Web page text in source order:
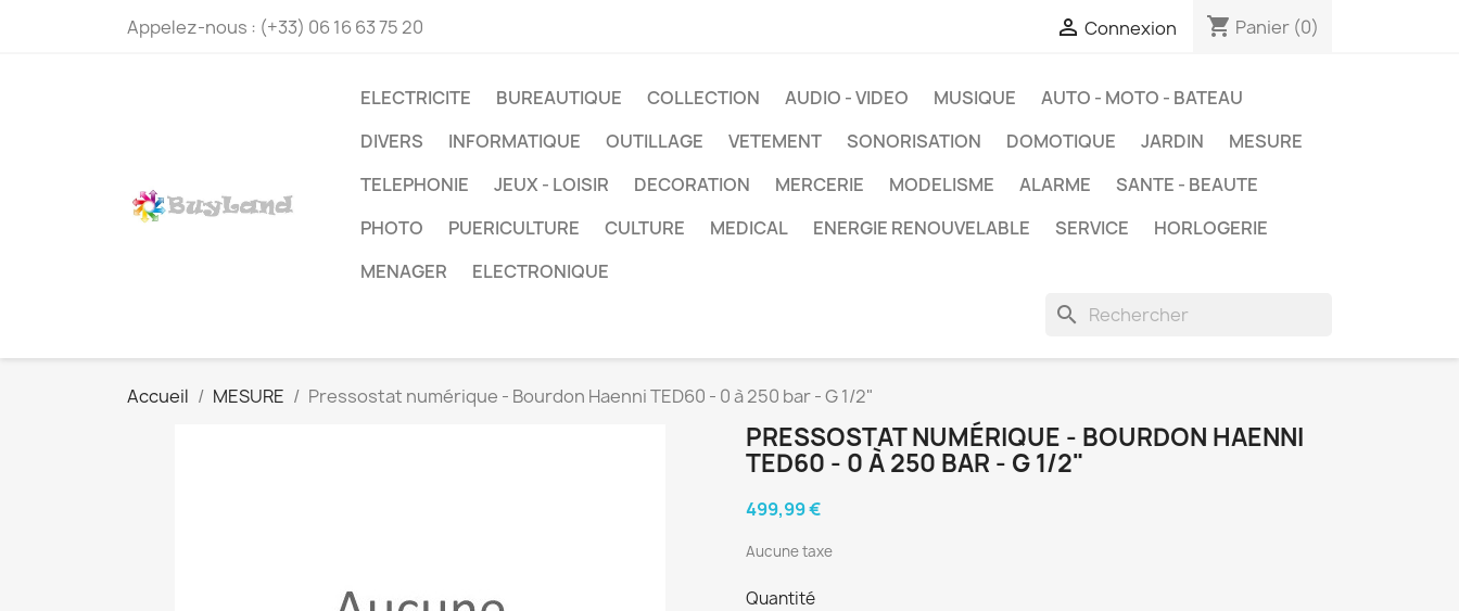
Appelez-nous : (+33) 06 16 63 75 20  Connexion shopping_cart Panier (0)
ELECTRICITE BUREAUTIQUE COLLECTION AUDIO - VIDEO MUSIQUE
AUTO - MOTO - BATEAU
DIVERS
INFORMATIQUE OUTILLAGE VETEMENT SONORISATION DOMOTIQUE JARDIN
MESURE
TELEPHONIE
JEUX - LOISIR DECORATION MERCERIE MODELISME ALARME
SANTE - BEAUTE
PHOTO
PUERICULTURE CULTURE MEDICAL ENERGIE RENOUVELABLE SERVICE
HORLOGERIE
MENAGER
ELECTRONIQUE
search
Accueil MESURE Pressostat numérique - Bourdon Haenni TED60 - 0 à 250 bar - G 1/2"
PRESSOSTAT NUMÉRIQUE - BOURDON HAENNI
TED60 - 0 À 250 BAR - G 1/2"
499,99 €
Aucune taxe
Quantité